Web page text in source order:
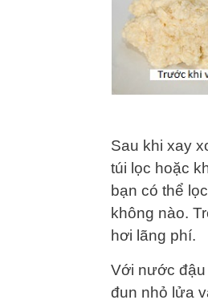
Sau khi xay
túi lọc hoặc
bạn có thể
không nào.
hơi lãng phí.
Với nước
đun nhỏ lửa